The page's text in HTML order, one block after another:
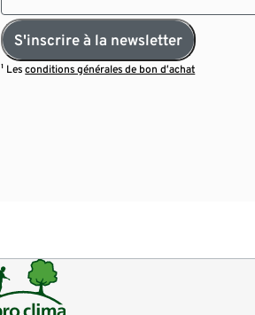
S'inscrire à la newsletter
¹ Lesconditions générales de bon d’achat